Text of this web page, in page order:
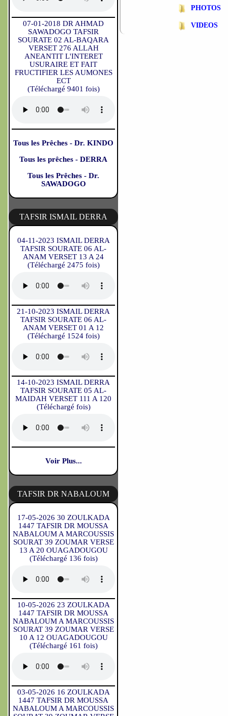
07-01-2018 DR AHMAD
SAWADOGO TAFSIR
SOURATE 02 AL-BAQARA
VERSET 276 ALLAH
ANEANTIT L'INTERET
USURAIRE ET FAIT
FRUCTIFIER LES AUMONES
ECT
(Téléchargé 9401 fois)
Tous les Prêches - Dr. KINDO
Tous les prêches - DERRA
Tous les Prêches - Dr.
SAWADOGO
TAFSIR ISMAIL DERRA
04-11-2023 ISMAIL DERRA
TAFSIR SOURATE 06 AL-
ANAM VERSET 13 A 24
(Téléchargé 2475 fois)
21-10-2023 ISMAIL DERRA
TAFSIR SOURATE 06 AL-
ANAM VERSET 01 A 12
(Téléchargé 1524 fois)
14-10-2023 ISMAIL DERRA
TAFSIR SOURATE 05 AL-
MAIDAH VERSET 111 A 120
(Téléchargé fois)
Voir Plus...
TAFSIR DR NABALOUM
17-05-2026 30 ZOULKADA
1447 TAFSIR DR MOUSSA
NABALOUM A MARCOUSSIS
SOURAT 39 ZOUMAR VERSE
13 A 20 OUAGADOUGOU
(Téléchargé 136 fois)
10-05-2026 23 ZOULKADA
1447 TAFSIR DR MOUSSA
NABALOUM A MARCOUSSIS
SOURAT 39 ZOUMAR VERSE
10 A 12 OUAGADOUGOU
(Téléchargé 161 fois)
03-05-2026 16 ZOULKADA
1447 TAFSIR DR MOUSSA
NABALOUM A MARCOUSSIS
PHOTOS
VIDEOS